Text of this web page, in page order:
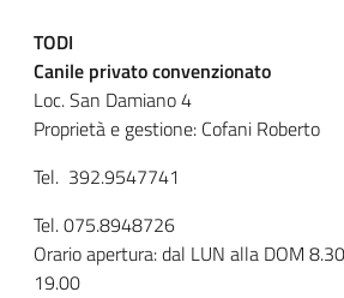
TODI
Canile privato convenzionato
Loc. San Damiano 4
Proprietà e gestione: Cofani Roberto
Tel. 392.9547741
Tel. 075.8948726
Orario apertura: dal LUN alla DOM
19.00